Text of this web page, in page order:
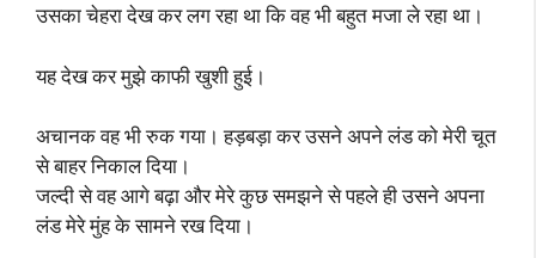
उसका चेहरा देख कर लग रहा था कि वह भी बहुत मजा ले रहा था।
यह देख कर मुझे काफी खुशी हुई।
अचानक वह भी रुक गया। हड़बड़ा कर उसने अपने लंड को मेरी चूत
से बाहर निकाल दिया।
जल्दी से वह आगे बढ़ा और मेरे कुछ समझने से पहले ही उसने अपना
लंड मेरे मुंह के सामने रख दिया।